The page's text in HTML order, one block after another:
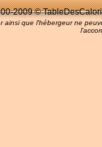
2009 ©
que l'hébergeur ne